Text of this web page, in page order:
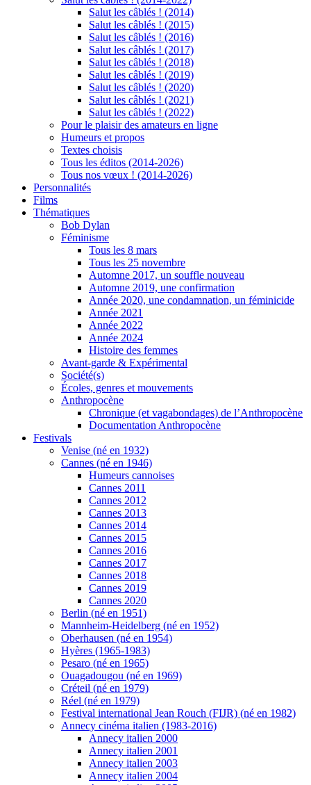
Salut les câblés ! (2014)
Salut les câblés ! (2015)
Salut les câblés ! (2016)
Salut les câblés ! (2017)
Salut les câblés ! (2018)
Salut les câblés ! (2019)
Salut les câblés ! (2020)
Salut les câblés ! (2021)
Salut les câblés ! (2022)
Pour le plaisir des amateurs en ligne
Humeurs et propos
Textes choisis
Tous les éditos (2014-2026)
Tous nos vœux ! (2014-2026)
Personnalités
Films
Thématiques
Bob Dylan
Féminisme
Tous les 8 mars
Tous les 25 novembre
Automne 2017, un souffle nouveau
Automne 2019, une confirmation
Année 2020, une condamnation, un féminicide
Année 2021
Année 2022
Année 2024
Histoire des femmes
Avant-garde & Expérimental
Société(s)
Écoles, genres et mouvements
Anthropocène
Chronique (et vagabondages) de l’Anthropocène
Documentation Anthropocène
Festivals
Venise (né en 1932)
Cannes (né en 1946)
Humeurs cannoises
Cannes 2011
Cannes 2012
Cannes 2013
Cannes 2014
Cannes 2015
Cannes 2016
Cannes 2017
Cannes 2018
Cannes 2019
Cannes 2020
Berlin (né en 1951)
Mannheim-Heidelberg (né en 1952)
Oberhausen (né en 1954)
Hyères (1965-1983)
Pesaro (né en 1965)
Ouagadougou (né en 1969)
Créteil (né en 1979)
Réel (né en 1979)
Festival international Jean Rouch (FIJR) (né en 1982)
Annecy cinéma italien (1983-2016)
Annecy italien 2000
Annecy italien 2001
Annecy italien 2003
Annecy italien 2004